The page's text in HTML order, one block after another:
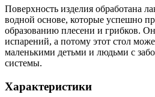
Поверхность изделия обработана
водной основе, которые успешно
образованию плесени и грибков.
испарений, а потому этот стол
маленькими детьми и людьми с
системы.
Характеристики